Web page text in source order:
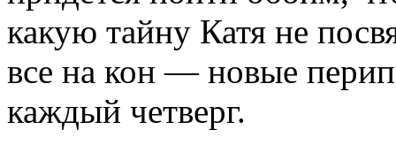
какую тайну Катя не
все на кон — новые
каждый четверг.